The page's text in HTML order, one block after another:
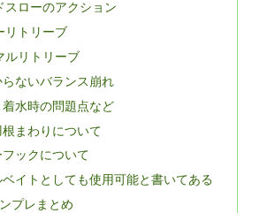
スローのアクション
リトリーブ
ルリトリーブ
らないバランス崩れ
水時の問題点など
まわりについて
ックについて
イトとしても使用可能と書いてある
プレまとめ